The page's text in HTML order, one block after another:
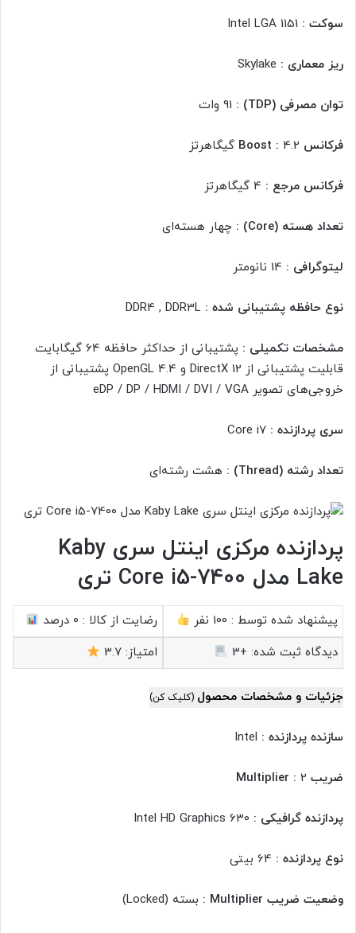
سوکت :
ریز معماری :
توان مصرفی (TDP) :
فرکانس Boost : 4.2 گیگاهرتز
فرکانس مرجع :
تعداد هسته (Core) : چهار هسته‌ای
لیتوگرافی :
نوع حافظه پشتیبانی شده :
مشخصات تکمیلی :
پشتیبانی از حداکثر حافظه 64 گیگابایت
قابلیت پشتیبانی از DirectX 12 و OpenGL 4.4 پشتیبانی از
خروجی‌های تصویر eDP / DP / HDMI / DVI / VGA
سری پردازنده :
تعداد رشته (Thread) : هشت رشته‌ای
پردازنده مرکزی اینتل سری Kaby
Lake مدل Core i5-7400 تری
پیشنهاد شده توسط : 100 نفر رضایت از کالا : 0 درصد
دیدگاه ثبت شده: +3 امتیاز: 3.7
جزئیات و مشخصات محصول (کلیک کن)
سازنده پردازنده :
ضریب Multiplier : 2
پردازنده گرافیکی :
نوع پردازنده :
وضعیت ضریب Multiplier : بسته (Locked)